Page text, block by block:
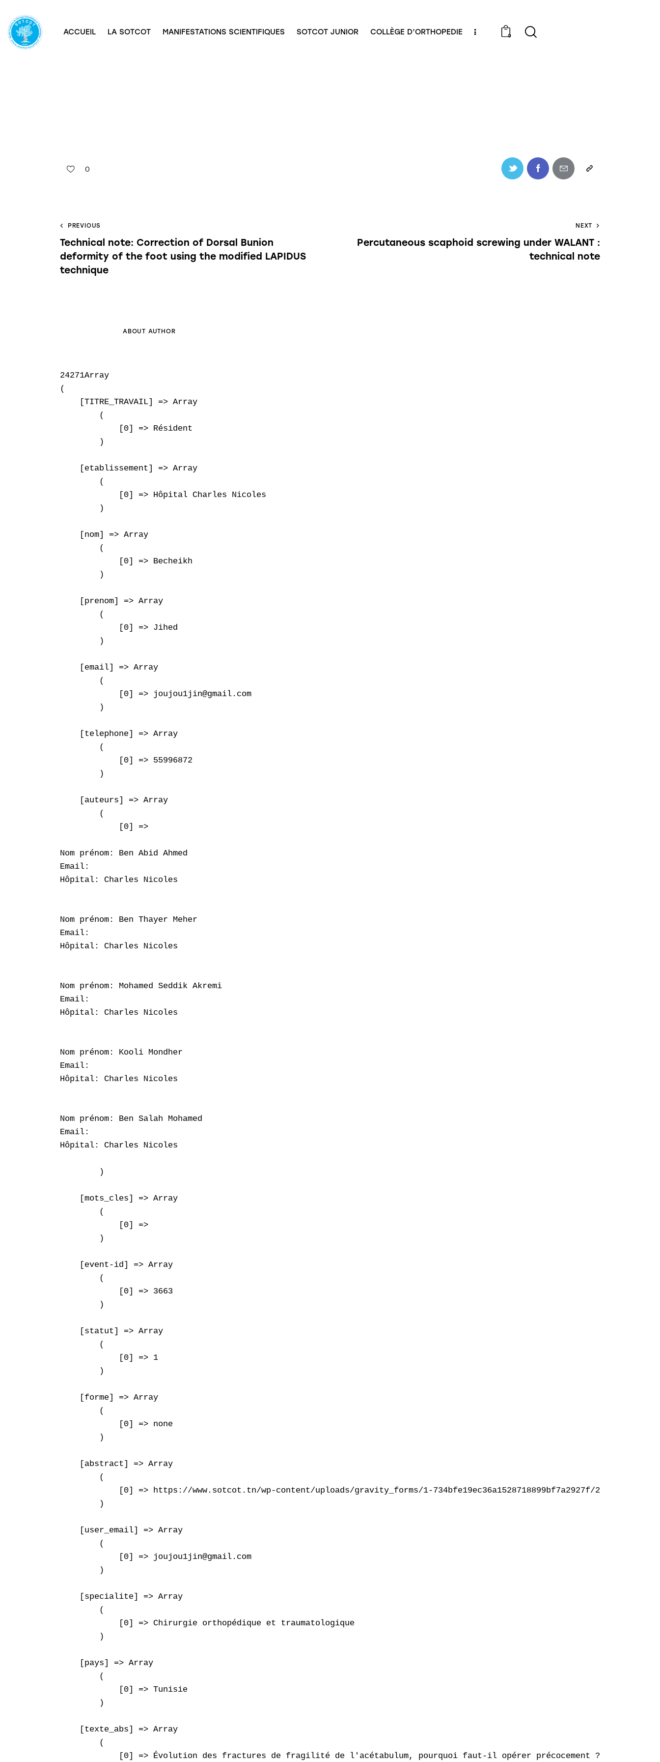
ACCUEIL LA SOTCOT MANIFESTATIONS SCIENTIFIQUES SOTCOT JUNIOR COLLÈGE D’ORTHOPEDIE 0
0
PREVIOUS
Technical note: Correction of Dorsal Bunion
deformity of the foot using the modified LAPIDUS
technique
NEXT
Percutaneous scaphoid screwing under WALANT :
technical note
ABOUT AUTHOR
24271Array
(
    [TITRE_TRAVAIL] => Array
        (
            [0] => Résident
        )
    [etablissement] => Array
        (
            [0] => Hôpital Charles Nicoles
        )
    [nom] => Array
        (
            [0] => Becheikh
        )
    [prenom] => Array
        (
            [0] => Jihed
        )
    [email] => Array
        (
            [0] => joujou1jin@gmail.com
        )
    [telephone] => Array
        (
            [0] => 55996872
        )
    [auteurs] => Array
        (
            [0] =>
Nom prénom: Ben Abid Ahmed
Email:
Hôpital: Charles Nicoles
Nom prénom: Ben Thayer Meher
Email:
Hôpital: Charles Nicoles
Nom prénom: Mohamed Seddik Akremi
Email:
Hôpital: Charles Nicoles
Nom prénom: Kooli Mondher
Email:
Hôpital: Charles Nicoles
Nom prénom: Ben Salah Mohamed
Email:
Hôpital: Charles Nicoles
        )
    [mots_cles] => Array
        (
            [0] =>
        )
    [event-id] => Array
        (
            [0] => 3663
        )
    [statut] => Array
        (
            [0] => 1
        )
    [forme] => Array
        (
            [0] => none
        )
    [abstract] => Array
        (
[0] => https://www.sotcot.tn/wp-content/uploads/gravity_forms/1-734bfe19ec36a1528718899bf7a2927f/2024/03/
        )
    [user_email] => Array
        (
            [0] => joujou1jin@gmail.com
        )
    [specialite] => Array
        (
            [0] => Chirurgie orthopédique et traumatologique
        )
    [pays] => Array
        (
            [0] => Tunisie
        )
    [texte_abs] => Array
        (
            [0] => Évolution des fractures de fragilité de l'acétabulum, pourquoi faut-il opérer précocement ?